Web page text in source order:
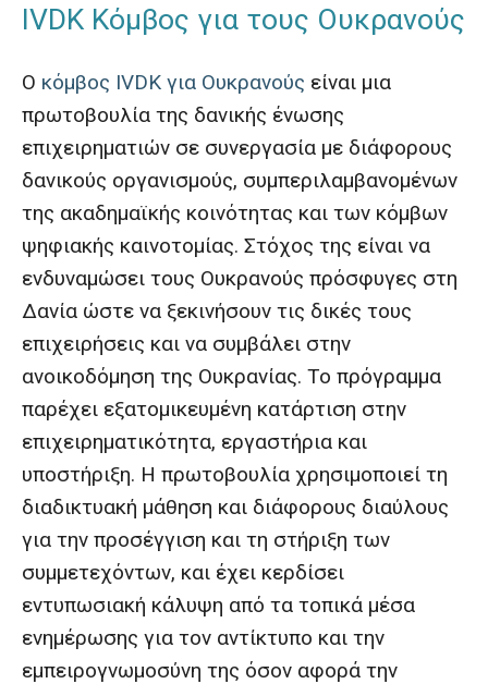
IVDK Κόμβος για τους Ουκρανούς
Ο κόμβος IVDK για Ουκρανούς είναι μια
πρωτοβουλία της δανικής ένωσης
επιχειρηματιών σε συνεργασία με διάφορους
δανικούς οργανισμούς, συμπεριλαμβανομένων
της ακαδημαϊκής κοινότητας και των κόμβων
ψηφιακής καινοτομίας. Στόχος της είναι να
ενδυναμώσει τους Ουκρανούς πρόσφυγες στη
Δανία ώστε να ξεκινήσουν τις δικές τους
επιχειρήσεις και να συμβάλει στην
ανοικοδόμηση της Ουκρανίας. Το πρόγραμμα
παρέχει εξατομικευμένη κατάρτιση στην
επιχειρηματικότητα, εργαστήρια και
υποστήριξη. Η πρωτοβουλία χρησιμοποιεί τη
διαδικτυακή μάθηση και διάφορους διαύλους
για την προσέγγιση και τη στήριξη των
συμμετεχόντων, και έχει κερδίσει
εντυπωσιακή κάλυψη από τα τοπικά μέσα
ενημέρωσης για τον αντίκτυπο και την
εμπειρογνωμοσύνη της όσον αφορά την